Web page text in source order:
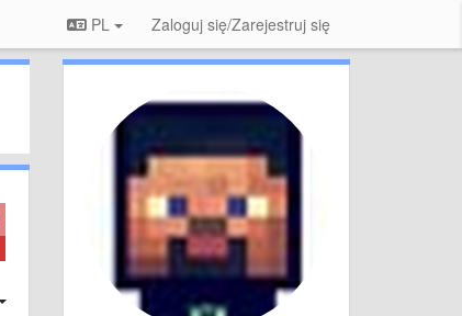
PL Zaloguj się/Zarejestruj się